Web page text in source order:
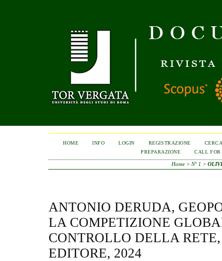
HOME INFO LOGIN REGISTRAZIONE
PREPARAZIONE
CALL FOR
Home > N° 1 >
ANTONIO DERUDA,
LA COMPETIZIONE
CONTROLLO DELLA
EDITORE, 2024